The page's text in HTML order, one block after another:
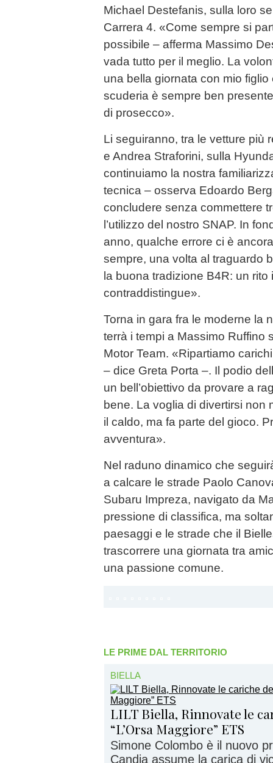
Michael Destefanis, sulla loro
Carrera 4. «Come sempre si
possibile – afferma Massimo
vada tutto per il meglio. La
una bella giornata con mio
scuderia è sempre ben
di prosecco».
Li seguiranno, tra le vetture più
e Andrea Straforini, sulla
continuiamo la nostra
tecnica – osserva Edoardo
concludere senza commettere
l’utilizzo del nostro SNAP. In
anno, qualche errore ci è
sempre, una volta al traguardo
la buona tradizione B4R: un
contraddistingue».
Torna in gara fra le moderne la
terrà i tempi a Massimo Ruffino
Motor Team. «Ripartiamo
– dice Greta Porta –. Il podio
un bell’obiettivo da provare a
bene. La voglia di divertirsi non
il caldo, ma fa parte del gioco.
avventura».
Nel raduno dinamico che
a calcare le strade Paolo
Subaru Impreza, navigato da
pressione di classifica, ma
paesaggi e le strade che il
trascorrere una giornata tra
una passione comune.
LE PRIME DAL TERRITORIO
BIELLA
LILT Biella, Rinnovate le
“L’Orsa Maggiore” ETS
Simone Colombo è il nuovo
Candia assume la carica di